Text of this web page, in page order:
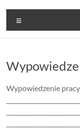
Wypowiedzenie